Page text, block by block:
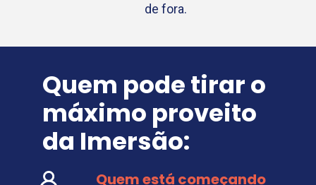
de fora.
Quem pode tirar o
máximo proveito
da Imersão:
           Quem está começando